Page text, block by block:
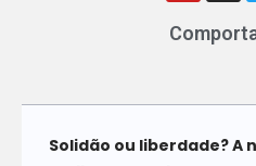
Solidão ou liberdade? A